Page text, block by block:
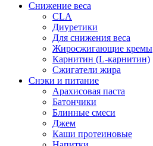
Снижение веса
CLA
Диуретики
Для снижения веса
Жиросжигающие кремы
Карнитин (L-карнитин)
Сжигатели жира
Снэки и питание
Арахисовая паста
Батончики
Блинные смеси
Джем
Каши протеиновые